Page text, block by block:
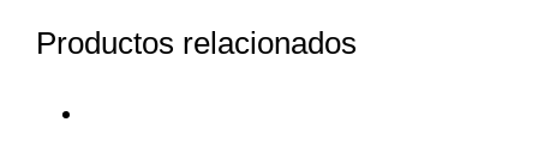
Productos relacionados